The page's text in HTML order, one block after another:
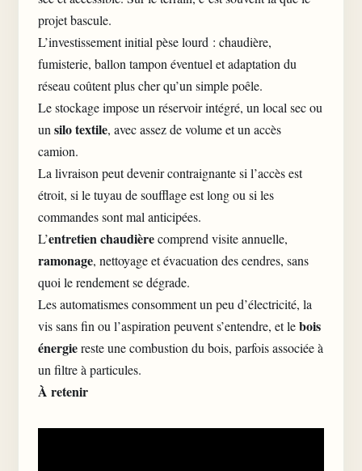
projet bascule.
L’investissement initial pèse lourd : chaudière,
fumisterie, ballon tampon éventuel et adaptation du
réseau coûtent plus cher qu’un simple poêle.
Le stockage impose un réservoir intégré, un local sec ou
un silo textile, avec assez de volume et un accès
camion.
La livraison peut devenir contraignante si l’accès est
étroit, si le tuyau de soufflage est long ou si les
commandes sont mal anticipées.
L’entretien chaudièrecomprend visite annuelle,
ramonage, nettoyage et évacuation des cendres, sans
quoi le rendement se dégrade.
Les automatismes consomment un peu d’électricité, la
vis sans fin ou l’aspiration peuvent s’entendre, et lebois
énergiereste une combustion du bois, parfois associée à
un filtre à particules.
À retenir